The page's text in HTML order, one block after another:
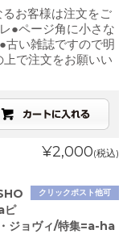
お客様は注文をご
●ページ角に小さな
古い雑誌ですので明
で注文をお願いい
¥2,000(税込)
クリックポスト他可
ピ
ジョヴィ/特集=a-ha